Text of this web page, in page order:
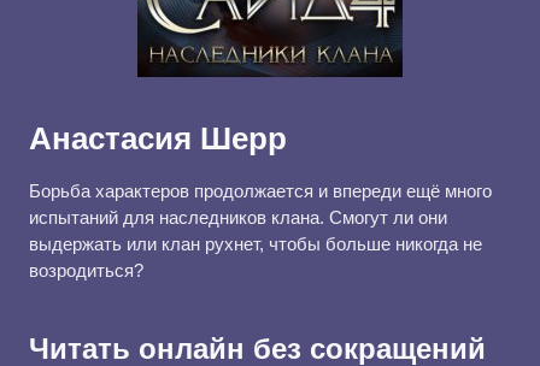
Анастасия Шерр
Борьба характеров продолжается и впереди ещё много
испытаний для наследников клана. Смогут ли они
выдержать или клан рухнет, чтобы больше никогда не
возродиться?
Читать онлайн без сокращений